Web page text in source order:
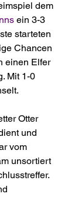
dem
ein 3-3
starteten
Chancen
einen Elfer
Mit 1-0
Otter
und
vom
unsortiert